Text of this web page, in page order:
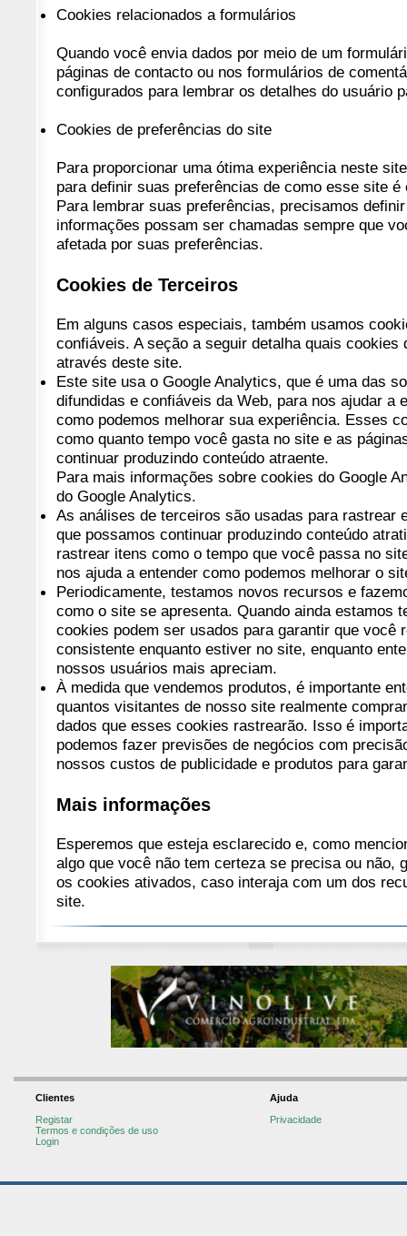
Cookies relacionados a formulários
Quando você envia dados por meio de um
páginas de contacto ou nos formulários de
configurados para lembrar os detalhes do usuário
Cookies de preferências do site
Para proporcionar uma ótima experiência neste
para definir suas preferências de como esse site
Para lembrar suas preferências, precisamos
informações possam ser chamadas sempre que
afetada por suas preferências.
Cookies de Terceiros
Em alguns casos especiais, também usamos
confiáveis. A seção a seguir detalha quais
através deste site.
Este site usa o Google Analytics, que é uma das
difundidas e confiáveis ​​da Web, para nos ajudar a
como podemos melhorar sua experiência. Esses
como quanto tempo você gasta no site e as
continuar produzindo conteúdo atraente.
Para mais informações sobre cookies do Google
do Google Analytics.
As análises de terceiros são usadas para rastrear
que possamos continuar produzindo conteúdo
rastrear itens como o tempo que você passa no
nos ajuda a entender como podemos melhorar o
Periodicamente, testamos novos recursos e
como o site se apresenta. Quando ainda estamos
cookies podem ser usados ​​para garantir que você
consistente enquanto estiver no site, enquanto
nossos usuários mais apreciam.
À medida que vendemos produtos, é importante
quantos visitantes de nosso site realmente
dados que esses cookies rastrearão. Isso é
podemos fazer previsões de negócios com
nossos custos de publicidade e produtos para
Mais informações
Esperemos que esteja esclarecido e, como
algo que você não tem certeza se precisa ou não,
os cookies ativados, caso interaja com um dos
site.
Clientes
Registar
Termos e condições de uso
Login
Ajuda
Privacidade